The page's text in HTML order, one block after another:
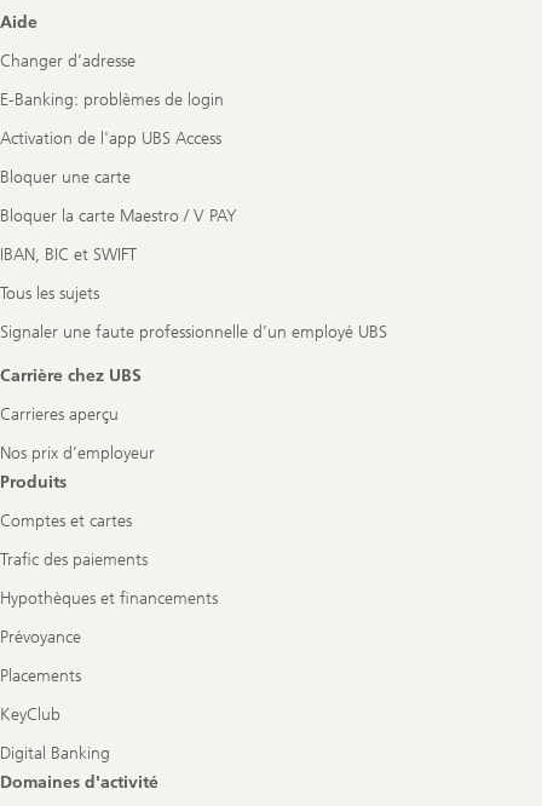
Footer
Aide
Changer d’adresse
E-Banking: problèmes de login
Activation de l'app UBS Access
Bloquer une carte
Bloquer la carte Maestro / V PAY
IBAN, BIC et SWIFT
Tous les sujets
Signaler une faute professionnelle d’un employé UBS
Carrière chez UBS
Carrieres aperçu
Nos prix d’employeur
Produits
Comptes et cartes
Trafic des paiements
Hypothèques et financements
Prévoyance
Placements
KeyClub
Digital Banking
Domaines d'activité